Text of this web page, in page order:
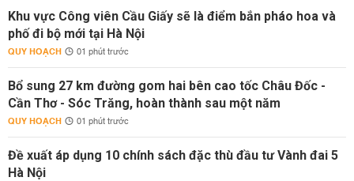
Khu vực Công viên Cầu Giấy sẽ là điểm bắn pháo hoa và
phố đi bộ mới tại Hà Nội
QUY HOẠCH 01 phút trước
Bổ sung 27 km đường gom hai bên cao tốc Châu Đốc -
Cần Thơ - Sóc Trăng, hoàn thành sau một năm
QUY HOẠCH 01 phút trước
Đề xuất áp dụng 10 chính sách đặc thù đầu tư Vành đai 5
Hà Nội